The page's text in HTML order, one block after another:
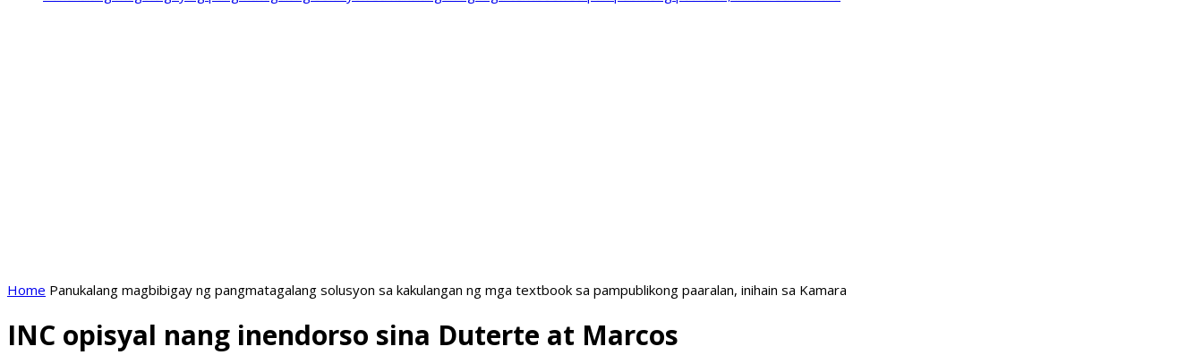
Home Panukalang magbibigay ng pangmatagalang solusyon sa kakulangan ng mga textbook sa pampublikong paaralan, inihain sa Kamara
INC opisyal nang inendorso sina Duterte at Marcos